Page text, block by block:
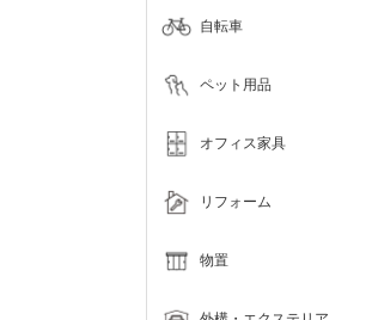
自転車
ペット用品
オフィス家具
リフォーム
物置